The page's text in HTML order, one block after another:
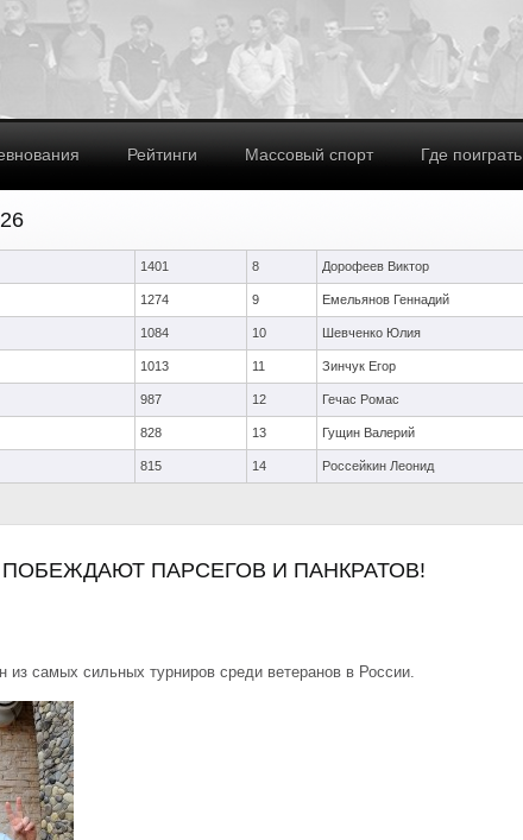
Рейтинги Массовый спорт Где поиграть
1401 8 Дорофеев Виктор
1274 9 Емельянов Геннадий
1084 10 Шевченко Юлия
1013 11 Зинчук Егор
987 12 Гечас Ромас
828 13 Гущин Валерий
815 14 Россейкин Леонид
ПОБЕЖДАЮТ ПАРСЕГОВ И ПАНКРАТОВ!
самых сильных турниров среди ветеранов в России.